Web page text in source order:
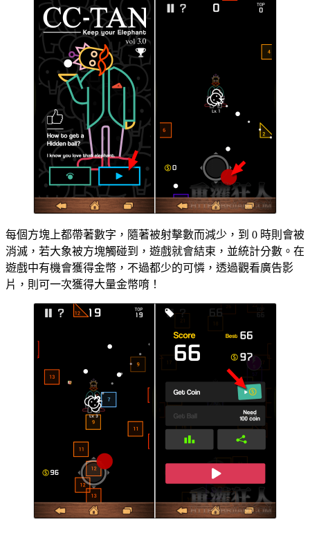
每個方塊上都帶著數字，隨著被射擊數而減少，到 0 時則會被
消滅，若大象被方塊觸碰到，遊戲就會結束，並統計分數。在
遊戲中有機會獲得金幣，不過都少的可憐，透過觀看廣告影
片，則可一次獲得大量金幣唷！